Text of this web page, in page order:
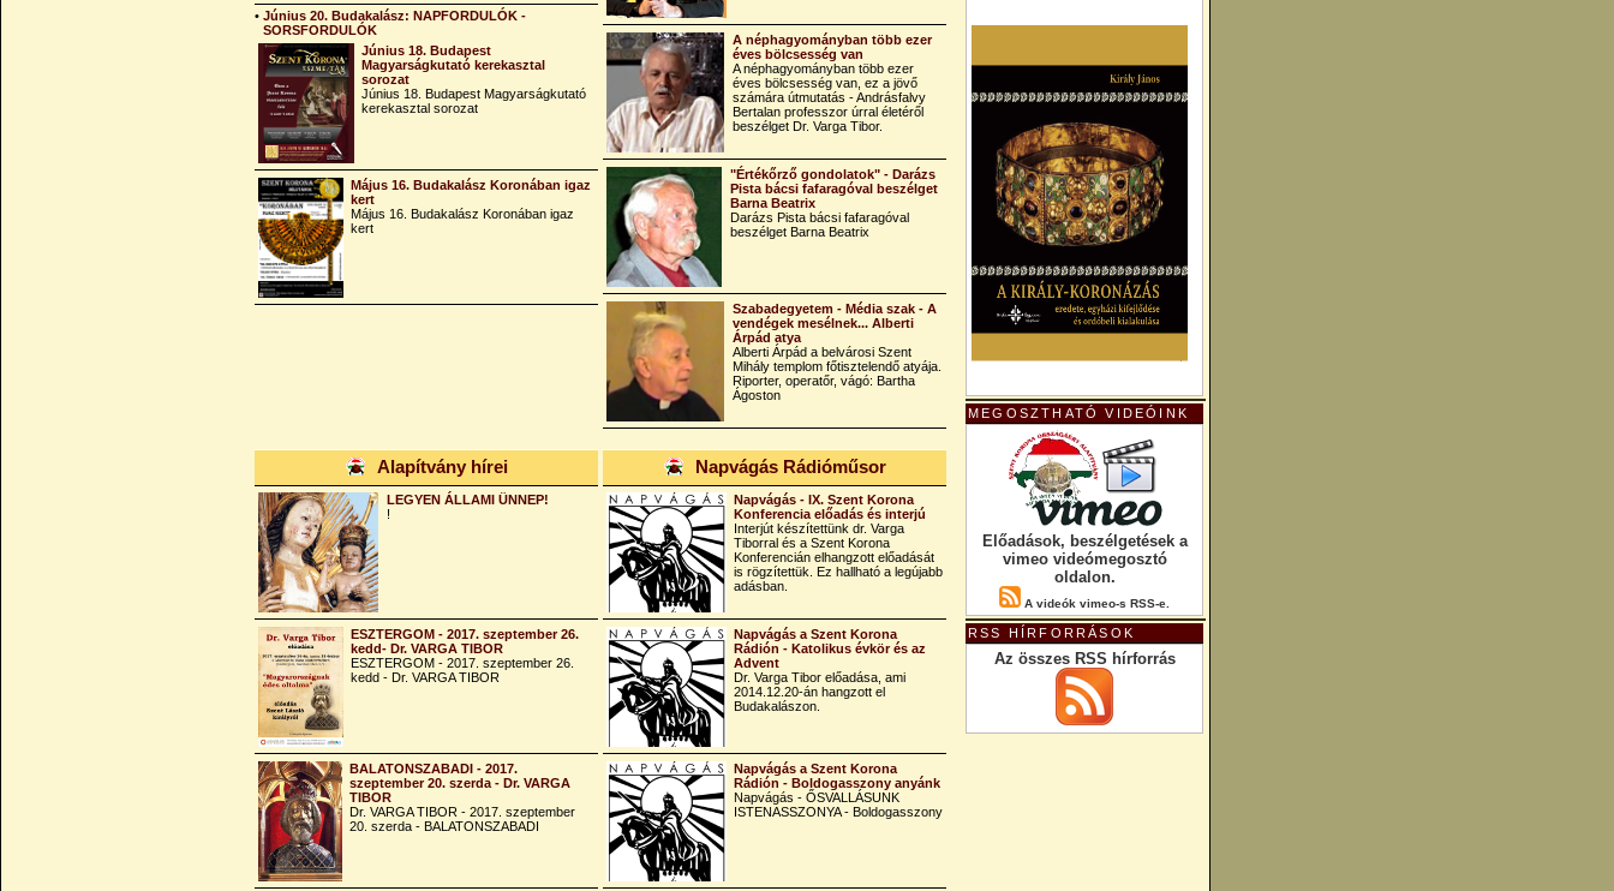
• Június 20. Budakalász: NAPFORDULÓK -
SORSFORDULÓK
Június 18. Budapest
Magyarságkutató kerekasztal
sorozat
Június 18. Budapest Magyarságkutató
kerekasztal sorozat
Május 16. Budakalász Koronában igaz
kert
Május 16. Budakalász Koronában igaz
kert
A néphagyományban több ezer
éves bölcsesség van
A néphagyományban több ezer
éves bölcsesség van, ez a jövő
számára útmutatás - Andrásfalvy
Bertalan professzor úrral életéről
beszélget Dr. Varga Tibor.
"Értékőrző gondolatok" - Darázs
Pista bácsi fafaragóval beszélget
Barna Beatrix
Darázs Pista bácsi fafaragóval
beszélget Barna Beatrix
Szabadegyetem - Média szak - A
vendégek mesélnek... Alberti
Árpád atya
Alberti Árpád a belvárosi Szent
Mihály templom főtisztelendő atyája.
Riporter, operatőr, vágó: Bartha
Ágoston
Alapítvány hírei
LEGYEN ÁLLAMI ÜNNEP!
!
ESZTERGOM - 2017. szeptember 26.
kedd- Dr. VARGA TIBOR
ESZTERGOM - 2017. szeptember 26.
kedd - Dr. VARGA TIBOR
BALATONSZABADI - 2017.
szeptember 20. szerda - Dr. VARGA
TIBOR
Dr. VARGA TIBOR - 2017. szeptember
20. szerda - BALATONSZABADI
Napvágás Rádióműsor
Napvágás - IX. Szent Korona
Konferencia előadás és interjú
Interjút készítettünk dr. Varga
Tiborral és a Szent Korona
Konferencián elhangzott előadását
is rögzítettük. Ez hallható a legújabb
adásban.
Napvágás a Szent Korona
Rádión - Katolikus évkör és az
Advent
Dr. Varga Tibor előadása, ami
2014.12.20-án hangzott el
Budakalászon.
Napvágás a Szent Korona
Rádión - Boldogasszony anyánk
Napvágás - ŐSVALLÁSUNK
ISTENASSZONYA - Boldogasszony
MEGOSZTHATÓ VIDEÓINK
Előadások, beszélgetések a
vimeo videómegosztó
oldalon.
A videók vimeo-s RSS-e.
RSS HÍRFORRÁSOK
Az összes RSS hírforrás